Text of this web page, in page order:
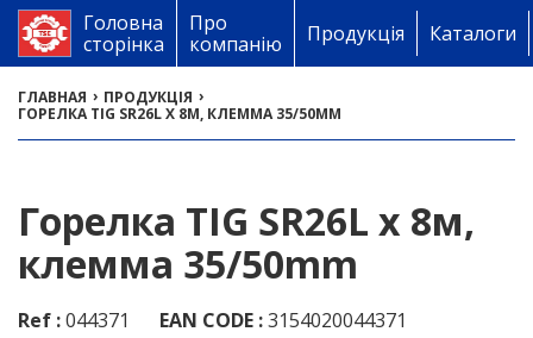
Головна
сторінка
Про
компанію
Продукція Каталоги
ГЛАВНАЯ › ПРОДУКЦІЯ ›
ГОРЕЛКА TIG SR26L X 8М, КЛЕММА 35/50MM
Горелка TIG SR26L x 8м,
клемма 35/50mm
Ref :044371 EAN CODE :3154020044371